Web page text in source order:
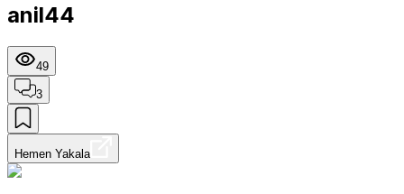
anil44
49
3
Hemen Yakala